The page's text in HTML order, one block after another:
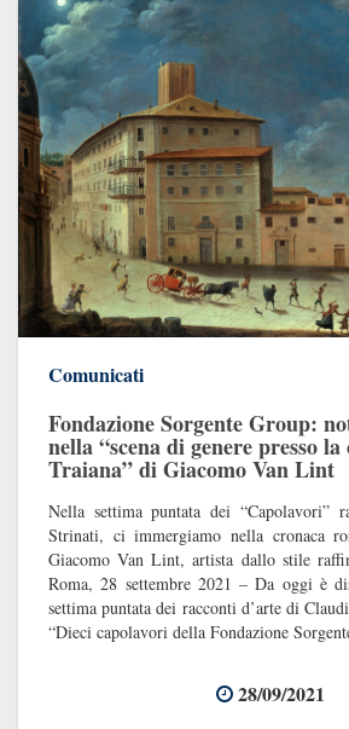
Comunicati
Fondazione Sorgente Group:
nella “scena di genere presso la
Traiana” di Giacomo Van Lint
Nella settima puntata dei “Capolavori”
Strinati, ci immergiamo nella cronaca
Giacomo Van Lint, artista dallo stile
Roma, 28 settembre 2021 – Da oggi è
settima puntata dei racconti d’arte di
“Dieci capolavori della Fondazione
28/09/2021